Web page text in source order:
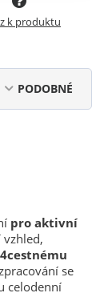
k produktu
PODOBNÉ
pro aktivní
4cestnému
se
celodenní